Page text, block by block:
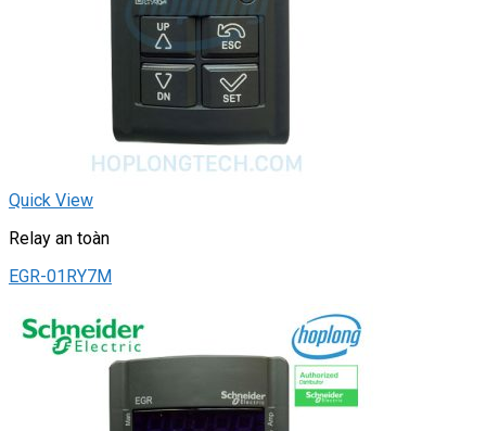
Quick View
Relay an toàn
EGR-01RY7M